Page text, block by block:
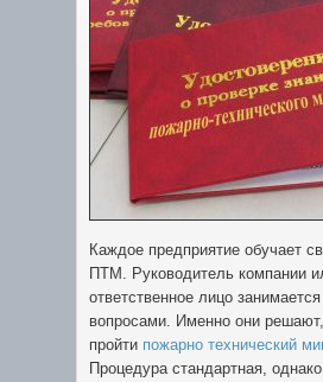
Каждое предприятие обучает
ПТМ. Руководитель компании
ответственное лицо
вопросами. Именно они
пройти пожарно технический
Процедура стандартная,